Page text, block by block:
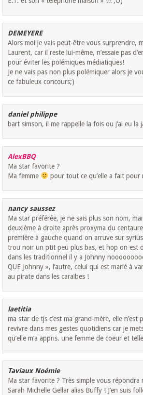
DEMEYERE
Alors moi je vais peut-être vous surprendre,
Laurent, car il reste lui-même, n’essaie pas
pour éviter les polémiques médiatiques!
Je ne vais pas non plus polémiquer alors je
ce fabuleux concours;)
daniel philippe
bart simson, il me rappelle la fois ou j’ai eu la
AlexBBQ
Ma star favorite ?
Ma femme
pour tout ce qu’elle a fait pour
nancy saussez
Ma star préférée, je ne sais plus son nom,
deuxième à droite après proxyma du
première à gauche quand on arruve sur
trou noir un ptit peu plus bas, et hop on est
dans les traditionnel il y a Johnny
QUE Johnny », l’autre, celui qui est marié à
au pirate dans les caraïbes !
laetitia
ma star de tjs c’est ma grand-mère, elle n’est
revivre dans mes gestes quotidiens car je
qu’elle m’a appris. une femme de coeur et
Taviaux Noémie
Ma star favorite ? Très simple vous répondra
Sarah Michelle Gellar alias Buffy ! J’en suis